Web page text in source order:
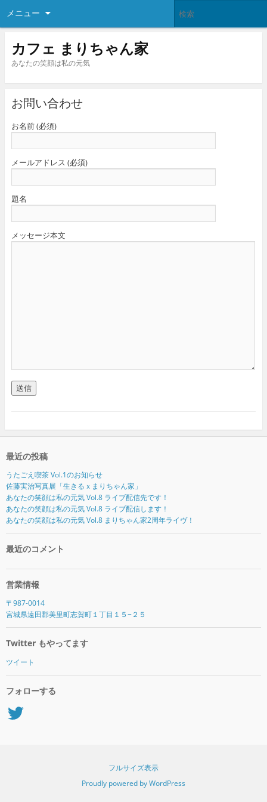
メニュー
カフェ まりちゃん家
あなたの笑顔は私の元気
お問い合わせ
お名前 (必須)
メールアドレス (必須)
題名
メッセージ本文
最近の投稿
うたごえ喫茶 Vol.1のお知らせ
佐藤実治写真展「生きるｘまりちゃん家」
あなたの笑顔は私の元気 Vol.8 ライブ配信先です！
あなたの笑顔は私の元気 Vol.8 ライブ配信します！
あなたの笑顔は私の元気 Vol.8 まりちゃん家2周年ライヴ！
最近のコメント
営業情報
〒987-0014
宮城県遠田郡美里町志賀町１丁目１５−２５
Twitter もやってます
ツイート
フォローする
Twitter
フルサイズ表示
Proudly powered by WordPress